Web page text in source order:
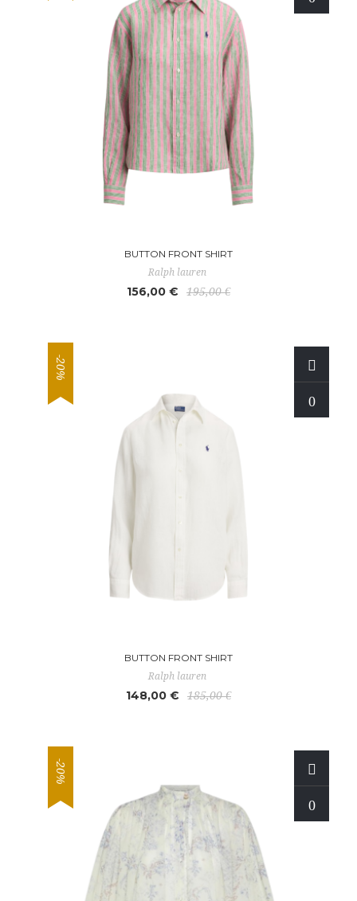
BUTTON FRONT SHIRT
Ralph lauren
156,00 € 195,00 €
-20%
BUTTON FRONT SHIRT
Ralph lauren
148,00 € 185,00 €
-20%